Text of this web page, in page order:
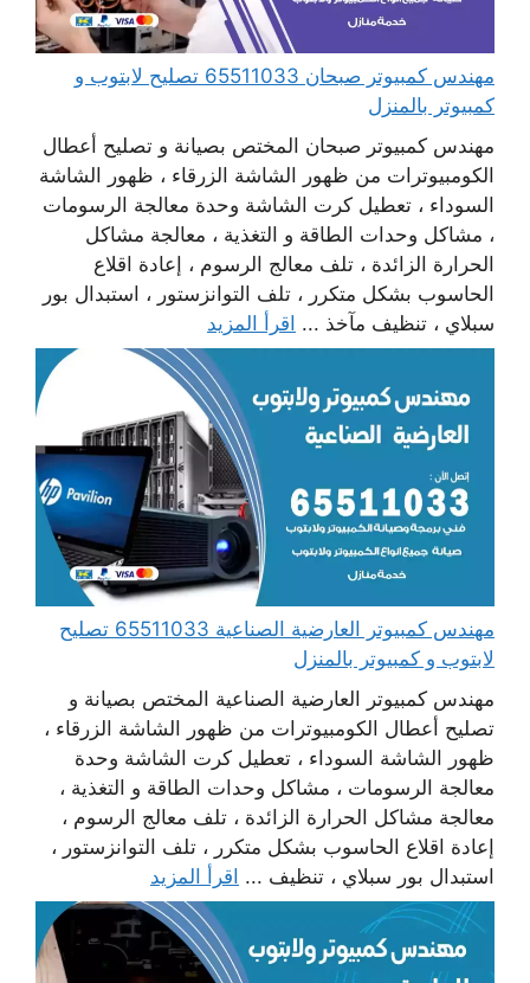
مهندس كمبيوتر صبحان 65511033 تصليح لابتوب و
كمبيوتر بالمنزل
مهندس كمبيوتر صبحان المختص بصيانة و تصليح أعطال
الكومبيوترات من ظهور الشاشة الزرقاء ، ظهور الشاشة
السوداء ، تعطيل كرت الشاشة وحدة معالجة الرسومات
، مشاكل وحدات الطاقة و التغذية ، معالجة مشاكل
الحرارة الزائدة ، تلف معالج الرسوم ، إعادة اقلاع
الحاسوب بشكل متكرر ، تلف التوانزستور ، استبدال بور
سبلاي ، تنظيف مآخذ ... اقرأ المزيد
مهندس كمبيوتر العارضية الصناعية 65511033 تصليح
لابتوب و كمبيوتر بالمنزل
مهندس كمبيوتر العارضية الصناعية المختص بصيانة و
تصليح أعطال الكومبيوترات من ظهور الشاشة الزرقاء ،
ظهور الشاشة السوداء ، تعطيل كرت الشاشة وحدة
معالجة الرسومات ، مشاكل وحدات الطاقة و التغذية ،
معالجة مشاكل الحرارة الزائدة ، تلف معالج الرسوم ،
إعادة اقلاع الحاسوب بشكل متكرر ، تلف التوانزستور ،
استبدال بور سبلاي ، تنظيف ... اقرأ المزيد